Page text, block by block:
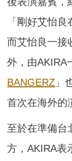
「剛好艾怡
而艾怡良一接
外，由AKIRA
BANGERZ 」
首次在海外的
至於在準備台
方，AKIRA表